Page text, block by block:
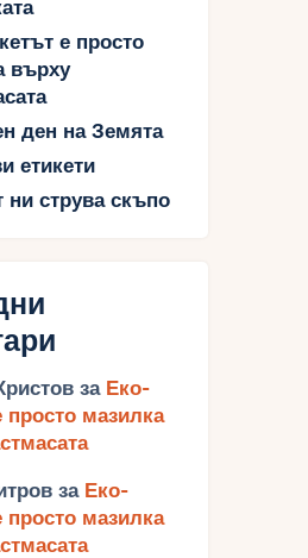
е просто
върху
ден на Земята
етикети
ни струва скъпо
за Еко-
просто мазилка
за Еко-
просто мазилка